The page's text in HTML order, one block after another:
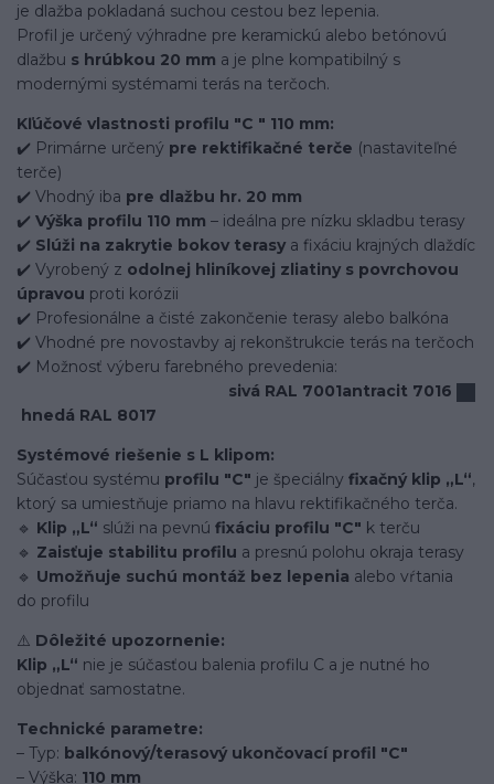
je dlažba pokladaná suchou cestou bez lepenia.
Profil je určený výhradne pre keramickú alebo betónovú
dlažbu s hrúbkou 20 mm a je plne kompatibilný s
modernými systémami terás na terčoch.
Kľúčové vlastnosti profilu "C " 110 mm:
✔️ Primárne určený pre rektifikačné terče (nastaviteľné
terče)
✔️ Vhodný iba pre dlažbu hr. 20 mm
✔️ Výška profilu 110 mm – ideálna pre nízku skladbu terasy
✔️ Slúži na zakrytie bokov terasy a fixáciu krajných dlaždíc
✔️ Vyrobený z odolnej hliníkovej zliatiny s povrchovou
úpravou proti korózii
✔️ Profesionálne a čisté zakončenie terasy alebo balkóna
✔️ Vhodné pre novostavby aj rekonštrukcie terás na terčoch
✔️ Možnosť výberu farebného prevedenia:
sivá RAL 7001antracit 7016
hnedá RAL 8017
Systémové riešenie s L klipom:
Súčasťou systému profilu "C" je špeciálny fixačný klip „L“,
ktorý sa umiestňuje priamo na hlavu rektifikačného terča.
🔹 Klip „L“ slúži na pevnú fixáciu profilu "C" k terču
🔹 Zaisťuje stabilitu profilu a presnú polohu okraja terasy
🔹 Umožňuje suchú montáž bez lepenia alebo vŕtania
do profilu
⚠️ Dôležité upozornenie:
Klip „L“ nie je súčasťou balenia profilu C a je nutné ho
objednať samostatne.
Technické parametre:
– Typ: balkónový/terasový ukončovací profil "C"
– Výška: 110 mm